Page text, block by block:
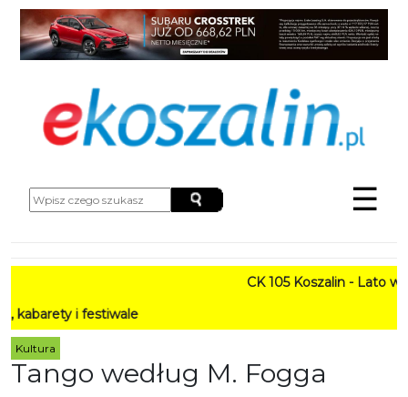
☰
CK 105 Koszalin - Lato w Mieście
i festiwale
Kultura
Tango według M. Fogga